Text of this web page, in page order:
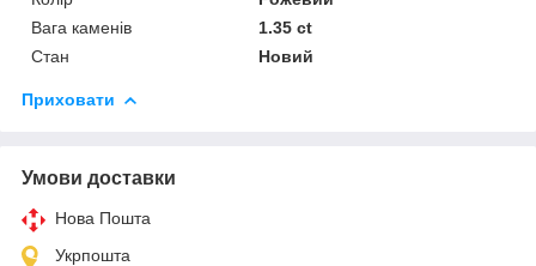
Вага каменів
1.35 ct
Стан
Новий
Приховати
Умови доставки
Нова Пошта
Укрпошта